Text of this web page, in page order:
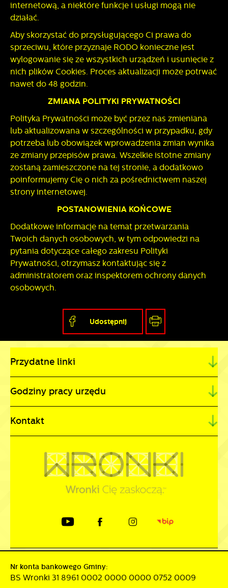
internetową, a niektóre funkcje i usługi mogą nie
działać.
Aby skorzystać do przysługującego Ci prawa do
sprzeciwu, które przyznaje RODO konieczne jest
wylogowanie się ze wszystkich urządzeń i usunięcie z
nich plików Cookies. Proces aktualizacji może potrwać
nawet do 48 godzin.
ZMIANA POLITYKI PRYWATNOŚCI
Polityka Prywatności może być przez nas zmieniana
lub aktualizowana w szczególności w przypadku, gdy
potrzeba lub obowiązek wprowadzenia zmian wynika
ze zmiany przepisów prawa. Wszelkie istotne zmiany
zostaną zamieszczone na tej stronie, a dodatkowo
poinformujemy Cię o nich za pośrednictwem naszej
strony internetowej.
POSTANOWIENIA KOŃCOWE
Dodatkowe informacje na temat przetwarzania
Twoich danych osobowych, w tym odpowiedzi na
pytania dotyczące całego zakresu Polityki
Prywatności, otrzymasz kontaktując się z
administratorem oraz inspektorem ochrony danych
osobowych.
Udostępnij
Przydatne linki
Godziny pracy urzędu
Kontakt
Nr konta bankowego Gminy:
BS Wronki 31 8961 0002 0000 0000 0752 0009